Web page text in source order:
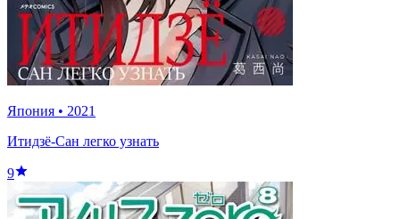
Япония • 2021
Итидзё-Cан легко узнать
9